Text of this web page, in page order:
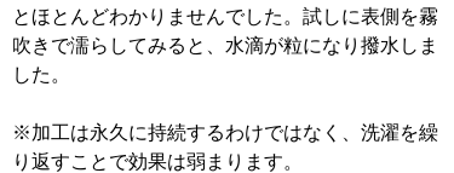
とほとんどわかりませんでした。試しに表側を霧
吹きで濡らしてみると、水滴が粒になり撥水しま
した。
※加工は永久に持続するわけではなく、洗濯を繰
り返すことで効果は弱まります。